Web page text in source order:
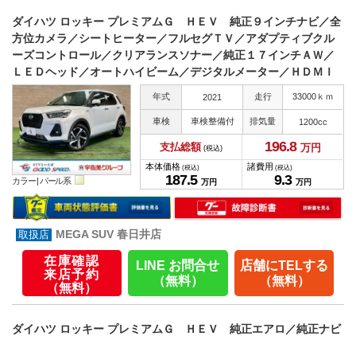
ダイハツ ロッキー プレミアムＧ ＨＥＶ 純正９インチナビ／全
方位カメラ／シートヒーター／フルセグＴＶ／アダプティブクル
ーズコントロール／クリアランスソナー／純正１７インチＡＷ／
ＬＥＤヘッド／オートハイビーム／デジタルメーター／ＨＤＭＩ
カラー | パール系
年式 2021 走行 33000ｋｍ
車検 車検整備付 排気量 1200cc
支払総額 (税込) 196.8 万円
本体価格 (税込)
187.5 万円
諸費用 (税込)
9.3 万円
MEGA SUV 春日井店
在庫確認
来店予約
（無料）
LINE お問合せ
（無料）
店舗にTELする
（無料）
ダイハツ ロッキー プレミアムＧ ＨＥＶ 純正エアロ／純正ナビ